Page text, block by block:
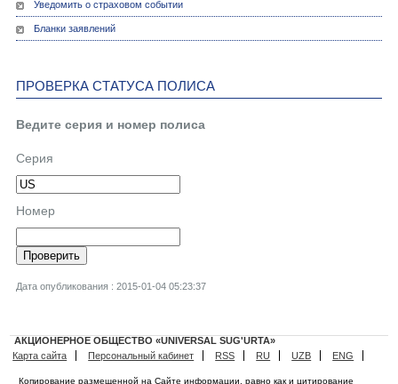
Уведомить о страховом событии
Бланки заявлений
ПРОВЕРКА СТАТУСА ПОЛИСА
Ведите серия и номер полиса
Серия
Номер
Дата опубликования : 2015-01-04 05:23:37
АКЦИОНЕРНОЕ ОБЩЕСТВО «UNIVERSAL SUG'URTA»
Карта сайта
Персональный кабинет RSS RU UZB ENG
Копирование размещенной на Сайте информации, равно как и цитирование